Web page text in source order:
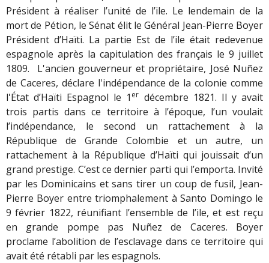
Président à réaliser l’unité de l’ile. Le lendemain de la
mort de Pétion, le Sénat élit le Général Jean-Pierre Boyer
Président d’Haïti. La partie Est de l’ile était redevenue
espagnole après la capitulation des français le 9 juillet
1809. L'ancien gouverneur et propriétaire, José Nuñez
de Caceres, déclare l'indépendance de la colonie comme
l'État d’Haïti Espagnol le 1 er décembre 1821. Il y avait
trois partis dans ce territoire à l’époque, l’un voulait
l’indépendance, le second un rattachement à la
République de Grande Colombie et un autre, un
rattachement à la République d’Haïti qui jouissait d’un
grand prestige. C’est ce dernier parti qui l’emporta. Invité
par les Dominicains et sans tirer un coup de fusil, Jean-
Pierre Boyer entre triomphalement à Santo Domingo le
9 février 1822, réunifiant l’ensemble de l’ile, et est reçu
en grande pompe pas Nuñez de Caceres. Boyer
proclame l’abolition de l’esclavage dans ce territoire qui
avait été rétabli par les espagnols.